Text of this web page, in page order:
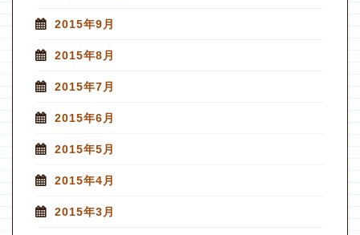
2015年9月
2015年8月
2015年7月
2015年6月
2015年5月
2015年4月
2015年3月